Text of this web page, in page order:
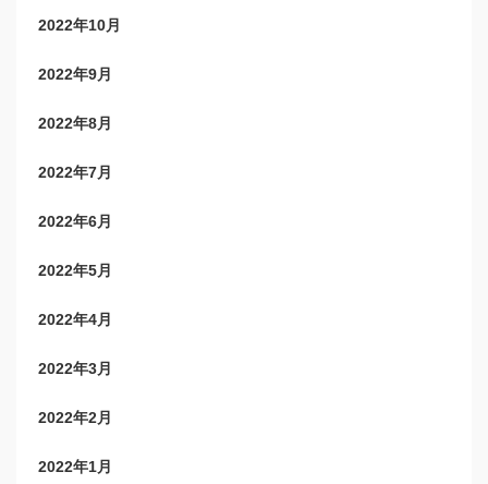
2022年10月
2022年9月
2022年8月
2022年7月
2022年6月
2022年5月
2022年4月
2022年3月
2022年2月
2022年1月